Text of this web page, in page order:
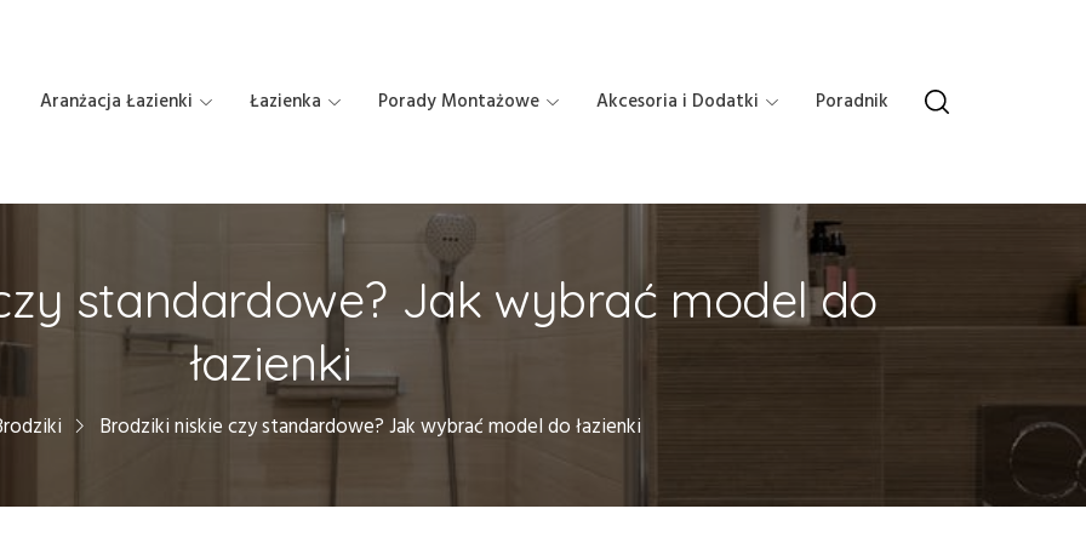
Aranżacja Łazienki Łazienka Porady Montażowe Akcesoria i Dodatki Poradnik
standardowe? Jak wybrać model do
łazienki
Brodziki niskie czy standardowe? Jak wybrać model do łazienki